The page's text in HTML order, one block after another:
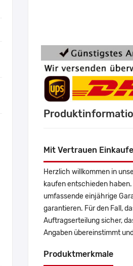
Mit Vertrauen
Herzlich willkommen in
kaufen entschieden haben.
umfassende einjährige
garantieren. Für den Fall,
Auftragserteilung sicher,
Angaben übereinstimmt
Produktmerkmale